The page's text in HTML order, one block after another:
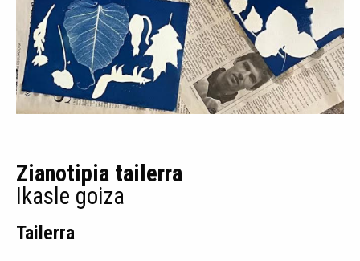
Zianotipia tailerra
Ikasle goiza
Tailerra